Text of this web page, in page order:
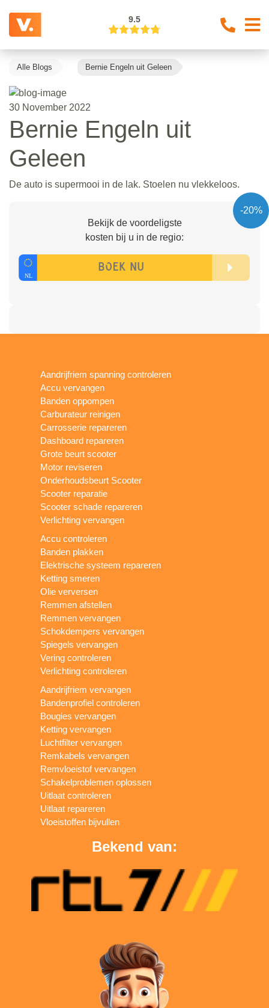
9.5
Alle Blogs Bernie Engeln uit Geleen
30 November 2022
Bernie Engeln uit
Geleen
De auto is supermooi in de lak. Stoelen nu vlekkeloos.
-20%
Bekijk de voordeligste
kosten bij u in de regio:
Aandrijfriem spanning controleren
Accu vervangen
Banden oppompen
Carburateur reinigen
Carrosserie repareren
Dashboard repareren
Grote beurt scooter
Motor reviseren
Onderhoudsbeurt Scooter
Scooter reparatie
Scooter schade repareren
Verlichting vervangen
Accu controleren
Banden plakken
Elektrische systeem repareren
Ketting smeren
Olie verversen
Remmen afstellen
Remmen vervangen
Schokdempers vervangen
Spiegels vervangen
Vering controleren
Verlichting controleren
Aandrijfriem vervangen
Bandenprofiel controleren
Bougies vervangen
Ketting vervangen
Luchtfilter vervangen
Remkabels vervangen
Remvloeistof vervangen
Schakelproblemen oplossen
Uitlaat controleren
Uitlaat repareren
Vloeistoffen bijvullen
Bekend van: